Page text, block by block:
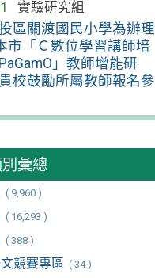
實驗研究組
區關渡國民小學為辦理
市「Ｃ數位學習講師培
」教師增能研
校鼓勵所屬教師報名參
彙總
( 9,960 )
( 16,293 )
( 388 )
競賽專區 ( 34 )